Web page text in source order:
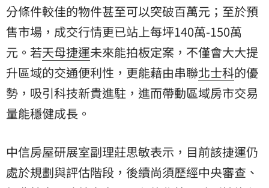
分條件較佳的物件甚至可以突破百萬元；至於預
售市場，成交行情更已站上每坪140萬-150萬
元。若天母捷運未來能拍板定案，不僅會大大提
升區域的交通便利性，更能藉由串聯北士科的優
勢，吸引科技新貴進駐，進而帶動區域房市交易
量能穩健成長。
中信房屋研展室副理莊思敏表示，目前該捷運仍
處於規劃與評估階段，後續尚須歷經中央審查、